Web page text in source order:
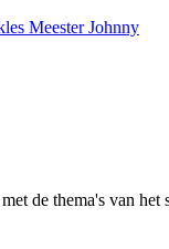
Meester Johnny
de thema's van het